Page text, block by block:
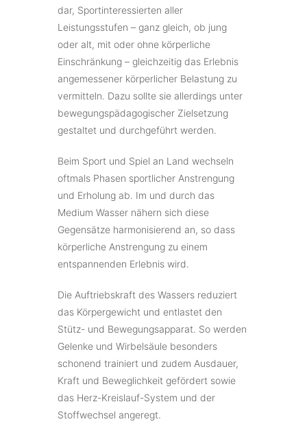
dar, Sportinteressierten aller
Leistungsstufen – ganz gleich, ob jung
oder alt, mit oder ohne körperliche
Einschränkung – gleichzeitig das Erlebnis
angemessener körperlicher Belastung zu
vermitteln. Dazu sollte sie allerdings unter
bewegungspädagogischer Zielsetzung
gestaltet und durchgeführt werden.
Beim Sport und Spiel an Land wechseln
oftmals Phasen sportlicher Anstrengung
und Erholung ab. Im und durch das
Medium Wasser nähern sich diese
Gegensätze harmonisierend an, so dass
körperliche Anstrengung zu einem
entspannenden Erlebnis wird.
Die Auftriebskraft des Wassers reduziert
das Körpergewicht und entlastet den
Stütz- und Bewegungsapparat. So werden
Gelenke und Wirbelsäule besonders
schonend trainiert und zudem Ausdauer,
Kraft und Beweglichkeit gefördert sowie
das Herz-Kreislauf-System und der
Stoffwechsel angeregt.